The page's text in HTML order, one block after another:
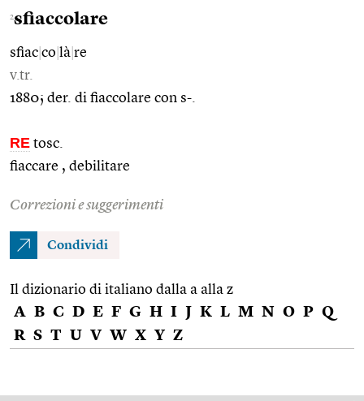
2sfiaccolare
sfiac co là re
v.tr.
1880; der. di fiaccolare con s-.
RE tosc.
fiaccare , debilitare
Correzioni e suggerimenti
Condividi
Il dizionario di italiano dalla a alla z
A B C D E F G H I J K L M N O P Q
R S T U V W X Y Z